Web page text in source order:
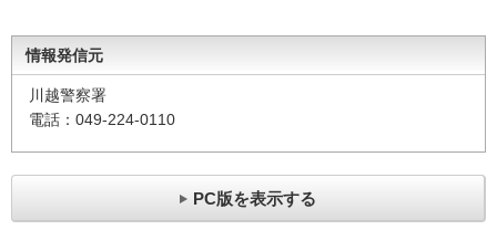
情報発信元
川越警察署
電話：049-224-0110
PC版を表示する